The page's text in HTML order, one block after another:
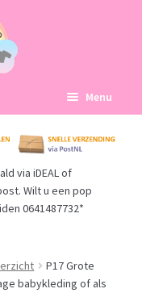
Menu
via iDEAL of
Wilt u een pop
0641487732*
P17 Grote
babykleding of als